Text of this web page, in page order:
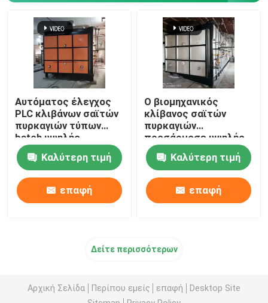
Αυτόματος έλεγχος
PLC κλιβάνων σαϊτών
πυρκαγιών τύπων
batch υψηλής
θερμοκρασίας
Καλύτερη τιμή
επαφή
Ο βιομηχανικός
κλίβανος σαϊτών
πυρκαγιών
προσάρμοσε υψηλής
θερμοκρασίας
ασυνεχήΚαλύτερη τιμή
επαφή
Δείτε περισσότερων
Αρχική Σελίδα Περίπου εμείς επαφή
Desktop Site